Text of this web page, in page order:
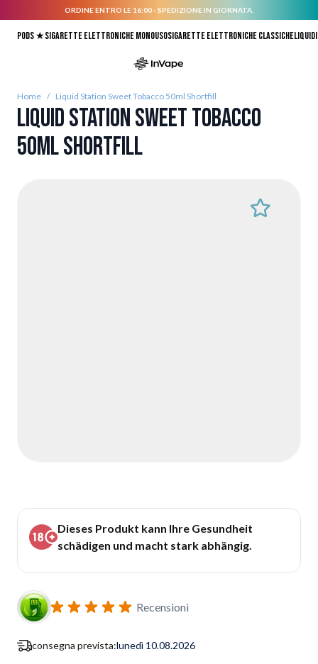
ORDINE ENTRO LE 16:00 - SPEDIZIONE IN GIORNATA.
Pods ★Sigarette elettroniche monousoSigarette elettroniche classiche
Home / Liquid Station Sweet Tobacco 50ml Shortfill
Liquid Station Sweet Tobacco
50ml Shortfill
Dieses Produkt kann Ihre Gesundheit
schädigen und macht stark abhängig.
Recensioni
consegna prevista:lunedì 10.08.2026